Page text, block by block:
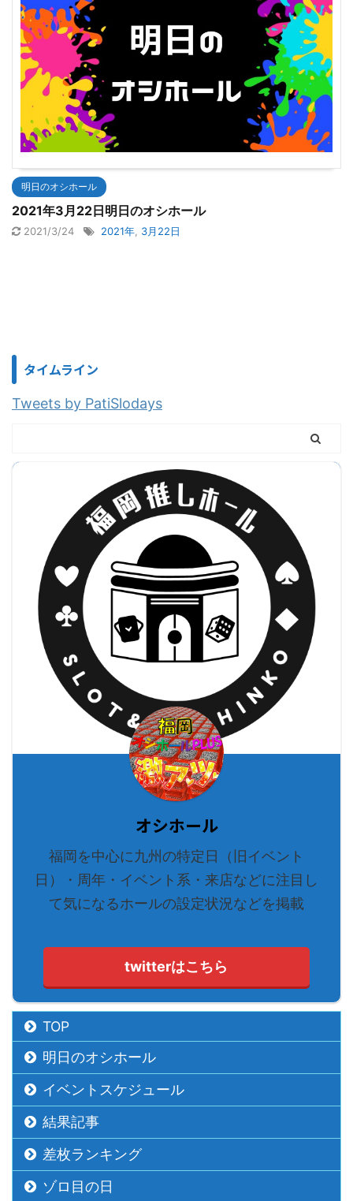
明日のオシホール
2021年3月22日明日のオシホール
2021/3/24 2021年 3月22日
タイムライン
Tweets by PatiSlodays
オシホール
福岡を中心に九州の特定日（旧イベント
日）・周年・イベント系・来店などに注目し
て気になるホールの設定状況などを掲載
twitterはこちら
TOP
明日のオシホール
イベントスケジュール
結果記事
差枚ランキング
ゾロ目の日